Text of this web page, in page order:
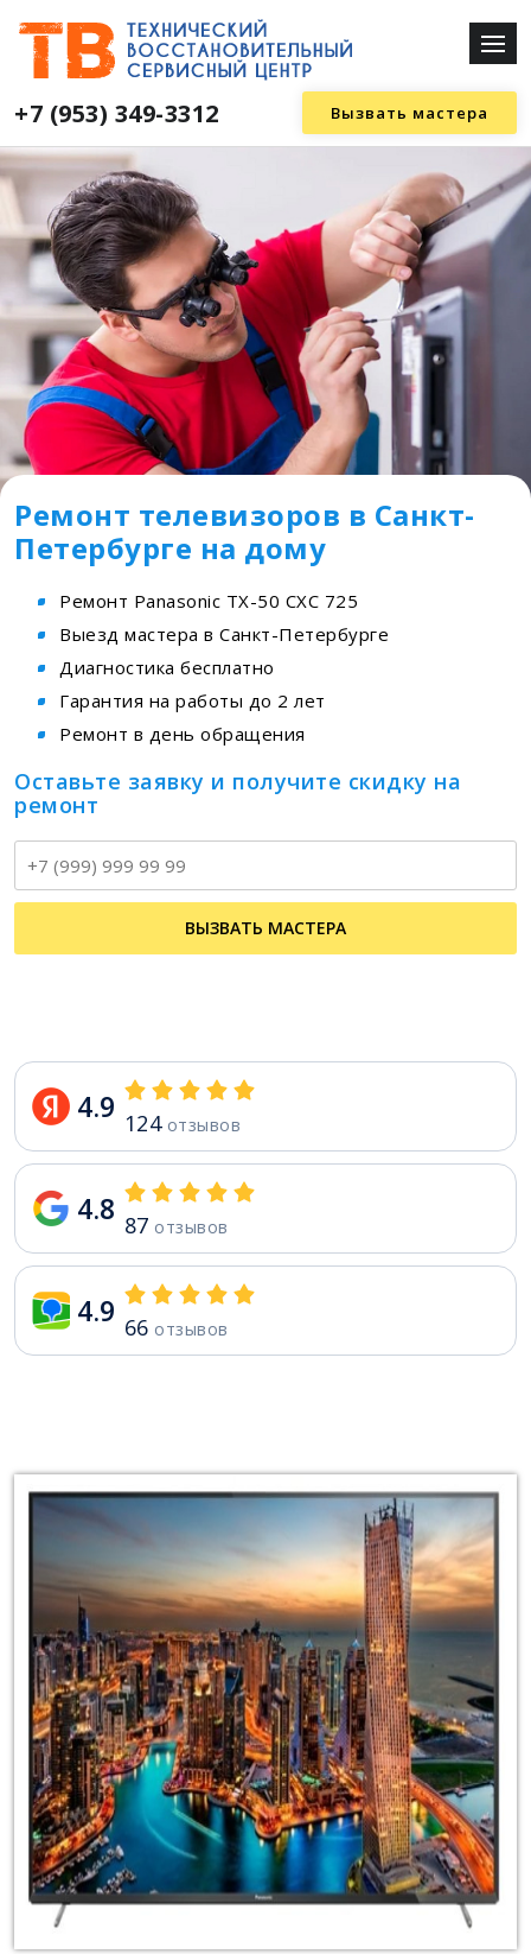
+7 (953) 349-3312 Вызвать мастера
Ремонт телевизоров в Санкт-
Петербурге на дому
Ремонт Panasonic TX-50 CXC 725
Выезд мастера в Санкт-Петербурге
Диагностика бесплатно
Гарантия на работы до 2 лет
Ремонт в день обращения
Оставьте заявку и получите скидку на
ремонт
ВЫЗВАТЬ МАСТЕРА
4.9 124отзывов
4.8 87 отзывов
4.9 66 отзывов